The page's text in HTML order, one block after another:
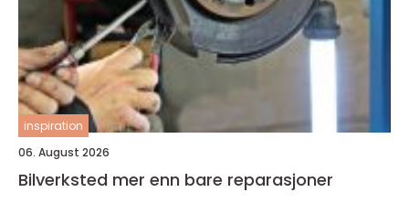
inspiration
06. August 2026
Bilverksted mer enn bare reparasjoner